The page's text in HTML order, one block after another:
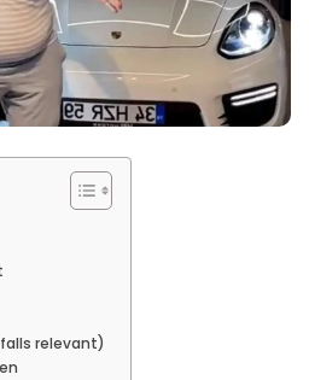
relevant)